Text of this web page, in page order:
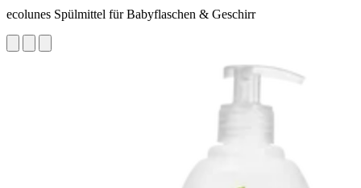
ecolunes Spülmittel für Babyflaschen & Geschirr